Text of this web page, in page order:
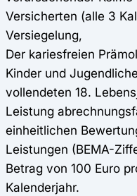
Versicherten (alle 3
Versiegelung,
Der kariesfreien
Kinder und
vollendeten 18.
Leistung
einheitlichen
Leistungen (BEMA-
Betrag von 100 Euro
Kalenderjahr.